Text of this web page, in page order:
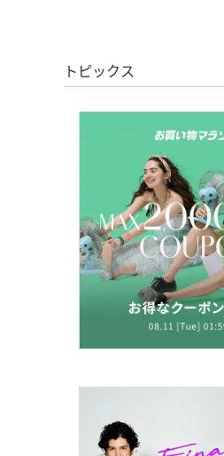
トピックス